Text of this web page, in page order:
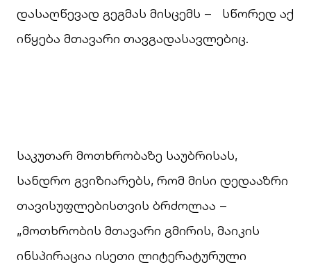
დასაღწევად გეგმას მისცემს – სწორედ აქ
იწყება მთავარი თავგადასავლებიც.
საკუთარ მოთხრობაზე საუბრისას,
სანდრო გვიზიარებს, რომ მისი დედააზრი
თავისუფლებისთვის ბრძოლაა –
„მოთხრობის მთავარი გმირის, მაიკის
ინსპირაცია ისეთი ლიტერატურული